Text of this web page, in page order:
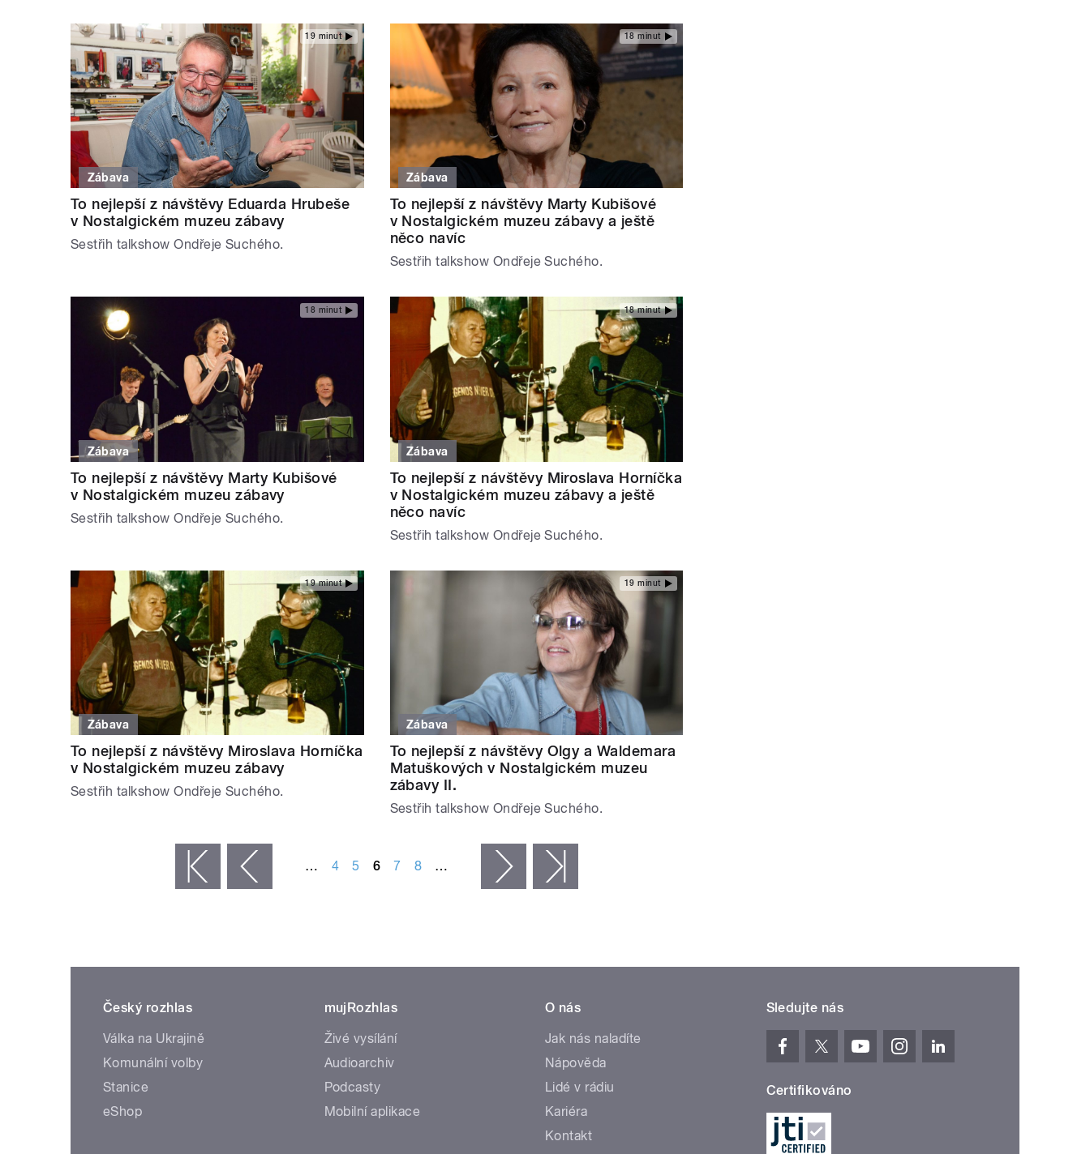
19 minut
Zábava
To nejlepší z návštěvy Eduarda Hrubeše
v Nostalgickém muzeu zábavy
Sestřih talkshow Ondřeje Suchého.
18 minut
Zábava
To nejlepší z návštěvy Marty Kubišové
v Nostalgickém muzeu zábavy a ještě
něco navíc
Sestřih talkshow Ondřeje Suchého.
18 minut
Zábava
To nejlepší z návštěvy Marty Kubišové
v Nostalgickém muzeu zábavy
Sestřih talkshow Ondřeje Suchého.
18 minut
Zábava
To nejlepší z návštěvy Miroslava Horníčka
v Nostalgickém muzeu zábavy a ještě
něco navíc
Sestřih talkshow Ondřeje Suchého.
19 minut
Zábava
To nejlepší z návštěvy Miroslava Horníčka
v Nostalgickém muzeu zábavy
Sestřih talkshow Ondřeje Suchého.
19 minut
Zábava
To nejlepší z návštěvy Olgy a Waldemara
Matuškových v Nostalgickém muzeu
zábavy II.
Sestřih talkshow Ondřeje Suchého.
‹ předchozí … 4 5 6 7 8 … následující ›
Český rozhlas
Válka na Ukrajině
Komunální volby
Stanice
eShop
mujRozhlas
Živé vysílání
Audioarchiv
Podcasty
Mobilní aplikace
O nás
Jak nás naladíte
Nápověda
Lidé v rádiu
Kariéra
Kontakt
Sledujte nás
Certifikováno